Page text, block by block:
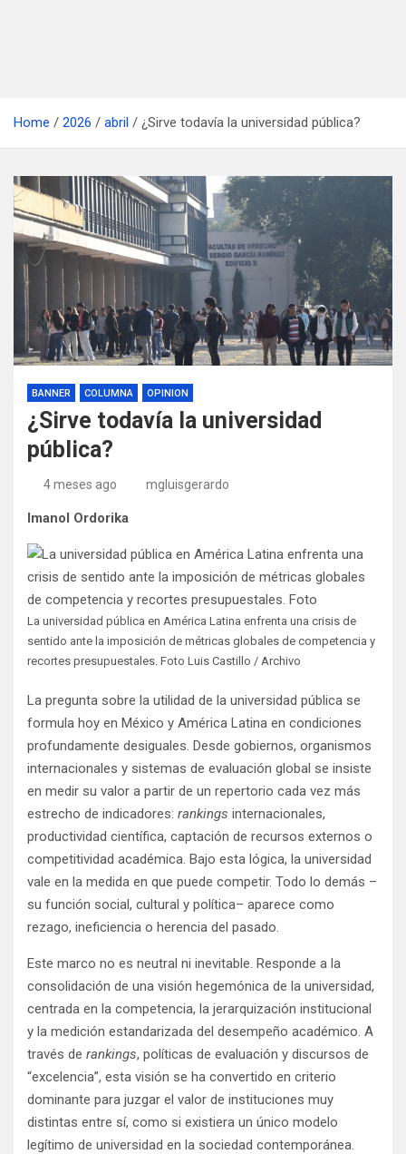
Home 2026 abril ¿Sirve todavía la universidad pública?
BANNER COLUMNA OPINION
¿Sirve todavía la universidad
pública?
4 meses ago mgluisgerardo
Imanol Ordorika
La universidad pública en América Latina enfrenta una crisis de
sentido ante la imposición de métricas globales de competencia y
recortes presupuestales. Foto Luis Castillo / Archivo
La pregunta sobre la utilidad de la universidad pública se
formula hoy en México y América Latina en condiciones
profundamente desiguales. Desde gobiernos, organismos
internacionales y sistemas de evaluación global se insiste
en medir su valor a partir de un repertorio cada vez más
estrecho de indicadores: rankings internacionales,
productividad científica, captación de recursos externos o
competitividad académica. Bajo esta lógica, la universidad
vale en la medida en que puede competir. Todo lo demás –
su función social, cultural y política– aparece como
rezago, ineficiencia o herencia del pasado.
Este marco no es neutral ni inevitable. Responde a la
consolidación de una visión hegemónica de la universidad,
centrada en la competencia, la jerarquización institucional
y la medición estandarizada del desempeño académico. A
través de rankings, políticas de evaluación y discursos de
“excelencia”, esta visión se ha convertido en criterio
dominante para juzgar el valor de instituciones muy
distintas entre sí, como si existiera un único modelo
legítimo de universidad en la sociedad contemporánea.